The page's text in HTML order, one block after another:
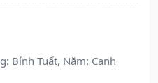
Bính Tuất, Năm: Canh